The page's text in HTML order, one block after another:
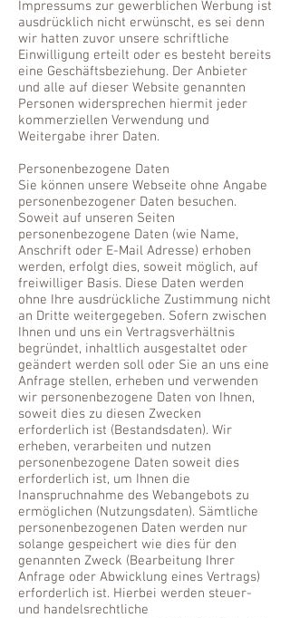
Impressums zur gewerblichen Werbung ist
ausdrücklich nicht erwünscht, es sei denn
wir hatten zuvor unsere schriftliche
Einwilligung erteilt oder es besteht bereits
eine Geschäftsbeziehung. Der Anbieter
und alle auf dieser Website genannten
Personen widersprechen hiermit jeder
kommerziellen Verwendung und
Weitergabe ihrer Daten.
Personenbezogene Daten
Sie können unsere Webseite ohne Angabe
personenbezogener Daten besuchen.
Soweit auf unseren Seiten
personenbezogene Daten (wie Name,
Anschrift oder E-Mail Adresse) erhoben
werden, erfolgt dies, soweit möglich, auf
freiwilliger Basis. Diese Daten werden
ohne Ihre ausdrückliche Zustimmung nicht
an Dritte weitergegeben. Sofern zwischen
Ihnen und uns ein Vertragsverhältnis
begründet, inhaltlich ausgestaltet oder
geändert werden soll oder Sie an uns eine
Anfrage stellen, erheben und verwenden
wir personenbezogene Daten von Ihnen,
soweit dies zu diesen Zwecken
erforderlich ist (Bestandsdaten). Wir
erheben, verarbeiten und nutzen
personenbezogene Daten soweit dies
erforderlich ist, um Ihnen die
Inanspruchnahme des Webangebots zu
ermöglichen (Nutzungsdaten). Sämtliche
personenbezogenen Daten werden nur
solange gespeichert wie dies für den
genannten Zweck (Bearbeitung Ihrer
Anfrage oder Abwicklung eines Vertrags)
erforderlich ist. Hierbei werden steuer-
und handelsrechtliche